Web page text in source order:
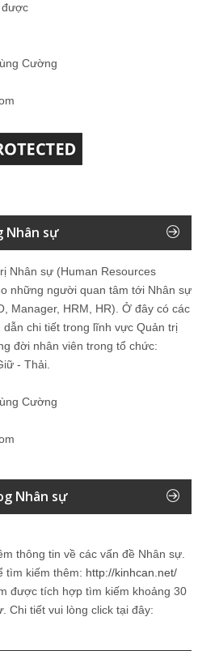
được
Cường
Nhân sự
Nhân sự (Human Resources
những người quan tâm tới Nhân sự
Manager, HRM, HR). Ở đây có các
chi tiết trong lĩnh vực Quản trị
đời nhân viên trong tổ chức:
- Thải.
Cường
Nhân sự
thông tin về các vấn đề Nhân sự
tìm kiếm thêm: http://kinhcan.net/
được tích hợp tìm kiếm khoảng 30
. Chi tiết vui lòng click tại đây: